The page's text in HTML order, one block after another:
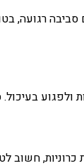
רגועה,
חשוב